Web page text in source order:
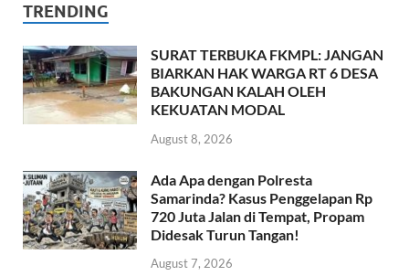
TRENDING
SURAT TERBUKA FKMPL: JANGAN
BIARKAN HAK WARGA RT 6 DESA
BAKUNGAN KALAH OLEH
KEKUATAN MODAL
August 8, 2026
Ada Apa dengan Polresta
Samarinda? Kasus Penggelapan Rp
720 Juta Jalan di Tempat, Propam
Didesak Turun Tangan!
August 7, 2026